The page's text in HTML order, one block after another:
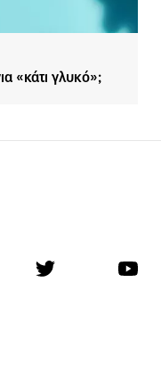
«κάτι γλυκό»;